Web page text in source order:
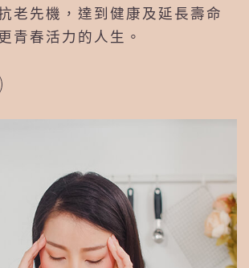
老先機，達到健康及延長壽命
青春活力的人生。